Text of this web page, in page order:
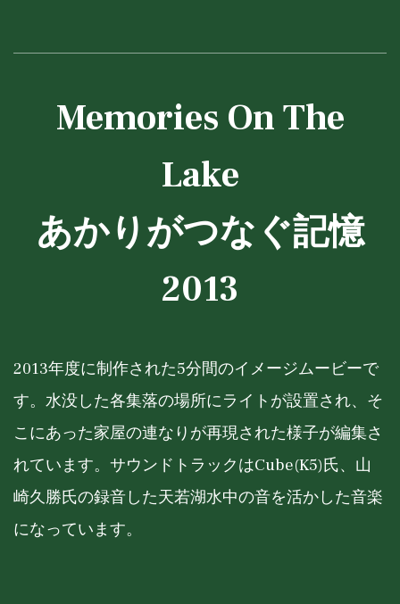
Memories On The
Lake
あかりがつなぐ記憶
2013
2013年度に制作された5分間のイメージムービーで
す。水没した各集落の場所にライトが設置され、そ
こにあった家屋の連なりが再現された様子が編集さ
れています。サウンドトラックはCube(K5)氏、山
崎久勝氏の録音した天若湖水中の音を活かした音楽
になっています。